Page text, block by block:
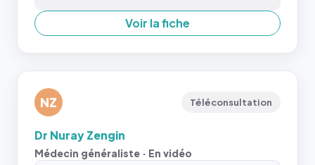
Voir la fiche
NZ Téléconsultation
Dr Nuray Zengin
Médecin généraliste · En vidéo